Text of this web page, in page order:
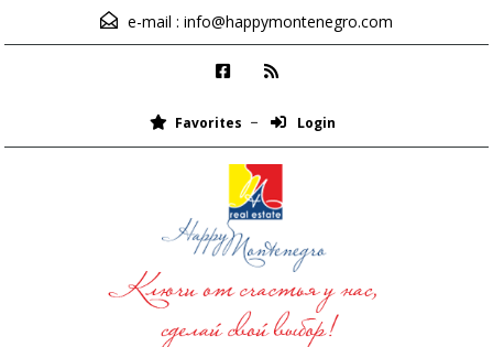
e-mail : info@happymontenegro.com
Favorites Login